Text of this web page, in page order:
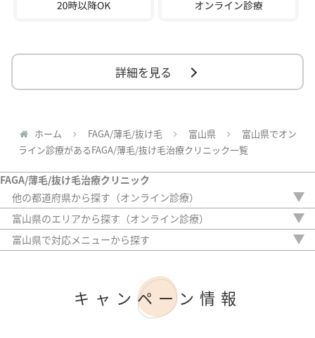
詳細を見る
ホーム FAGA/薄毛/抜け毛 富山県
富山県でオン
ライン診療があるFAGA/薄毛/抜け毛治療クリニック一覧
FAGA/薄毛/抜け毛治療クリニック
他の都道府県から探す（オンライン診療）
北海道
青森県
岩手県
富山県のエリアから探す（オンライン診療）
富山市
富山県で対応メニューから探す
キャンペーン情報